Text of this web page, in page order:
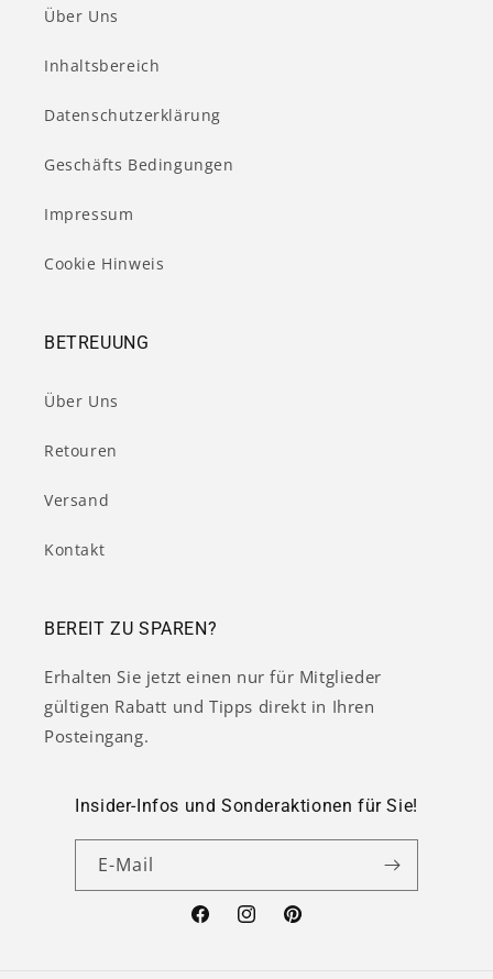
Über Uns
Inhaltsbereich
Datenschutzerklärung
Geschäfts Bedingungen
Impressum
Cookie Hinweis
BETREUUNG
Über Uns
Retouren
Versand
Kontakt
BEREIT ZU SPAREN?
Erhalten Sie jetzt einen nur für Mitglieder
gültigen Rabatt und Tipps direkt in Ihren
Posteingang.
Insider-Infos und Sonderaktionen für Sie!
E-Mail
FacebookInstagramPinterest